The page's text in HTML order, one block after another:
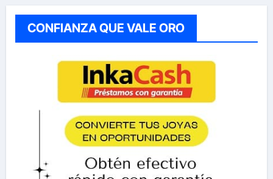
CONFIANZA QUE VALE ORO